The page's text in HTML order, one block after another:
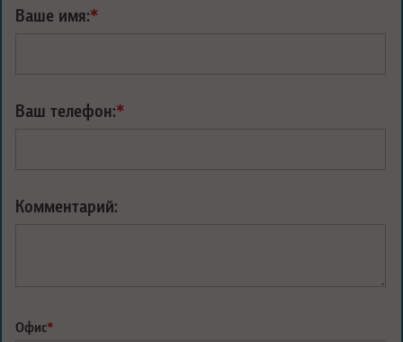
Ваше имя:*
Ваш телефон:*
Комментарий:
Офис*